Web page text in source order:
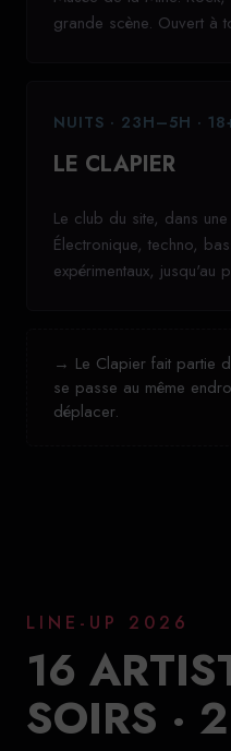
grande scène. Ouvert à
NUITS · 23H–5H ·
LE CLAPIER
Le club du site, dans
Électronique, techno,
expérimentaux, jusqu'au
→ Le Clapier fait partie
se passe au même
déplacer.
LINE-UP 2026
16
SOIRS ·